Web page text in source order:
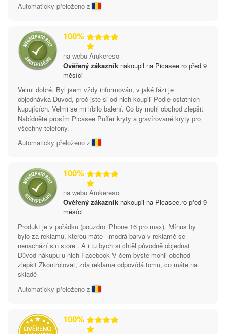
Automaticky přeloženo z
100%
na webu Arukereso
Ověřený zákazník nakoupil na Picasee.ro před 9
měsíci
Velmi dobré. Byl jsem vždy informován, v jaké fázi je
objednávka Důvod, proč jste si od nich koupili Podle ostatních
kupujících. Velmi se mi líbilo balení. Co by mohl obchod zlepšit
Nabídněte prosím Picasee Puffer kryty a gravírované kryty pro
všechny telefony.
Automaticky přeloženo z
100%
na webu Arukereso
Ověřený zákazník nakoupil na Picasee.ro před 9
měsíci
Produkt je v pořádku (pouzdro iPhone 16 pro max). Mínus by
bylo za reklamu, kterou máte - modrá barva v reklamě se
nenachází sin store . A i tu bych si chtěl původně objednat
Důvod nákupu u nich Facebook V čem byste mohli obchod
zlepšit Zkontrolovat, zda reklama odpovídá tomu, co máte na
skladě
Automaticky přeloženo z
100%